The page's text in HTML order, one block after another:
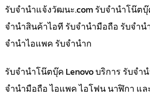
รับจํานําแจ้งวัฒนะ.com รับจำนำโน๊ตบุ๊
จำนำสินค้าไอที รับจำนำมือถือ รับจำน
จำนำไอแพค รับจำนำก
รับจำนำโน๊ตบุ๊ค Lenovo บริการ รับจำ
จำนำมือถือ ไอแพค ไอโฟน นาฬิกา แ